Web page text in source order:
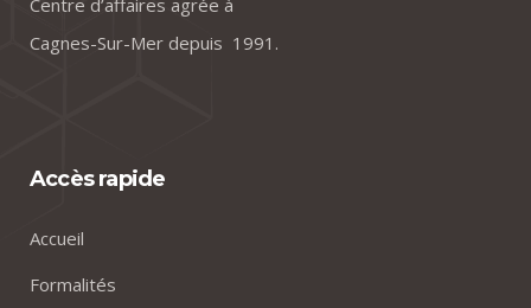
Centre d’affaires agrée à
Cagnes-Sur-Mer depuis 1991.
Accès rapide
Accueil
Formalités